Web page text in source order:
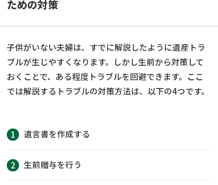
ための対策
子供がいない夫婦は、すでに解説したように遺産トラ
ブルが生じやすくなります。しかし生前から対策して
おくことで、ある程度トラブルを回避できます。ここ
では解説するトラブルの対策方法は、以下の4つです。
遺言書を作成する
生前贈与を行う